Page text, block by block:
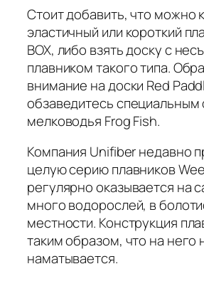
Стоит добавить, что можно
эластичный или короткий
BOX, либо взять доску с
плавником такого типа.
внимание на доски Red
обзаведитесь
мелководья Frog Fish.
Компания Unifiber недавно
целую серию плавников
регулярно оказывается на
много водорослей, в
местности. Конструкция
таким образом, что на него
наматывается.